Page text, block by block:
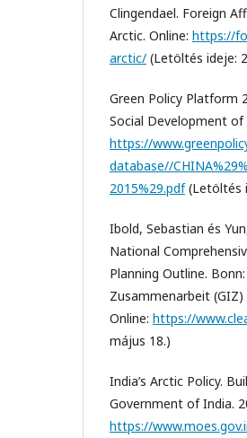
Clingendael. Foreign
Arctic. Online: https://
arctic/ (Letöltés ideje:
Green Policy Platform
Social Development of
https://
database//
2015%29.pdf(Letöltés
Ibold, Sebastian és
National
Planning Outline.
Zusammenarbeit (GIZ)
Online: https://
május 18.)
India’s Arctic Policy.
Government of India.
https://